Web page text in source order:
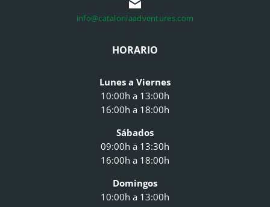
info@cataloniaadventures.com
HORARIO
Lunes a Viernes
10:00h a 13:00h
16:00h a 18:00h
Sábados
09:00h a 13:30h
16:00h a 18:00h
Domingos
10:00h a 13:00h